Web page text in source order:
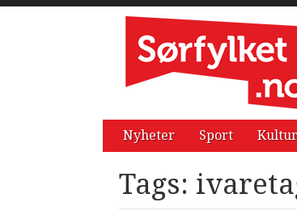
Nyheter Sport Kultur
Tags: